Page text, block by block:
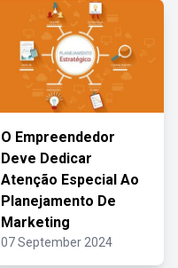
O Empreendedor
Deve Dedicar
Atenção Especial Ao
Planejamento De
Marketing
07 September 2024